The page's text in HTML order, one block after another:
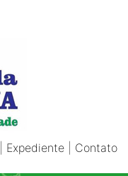
Expediente Contato